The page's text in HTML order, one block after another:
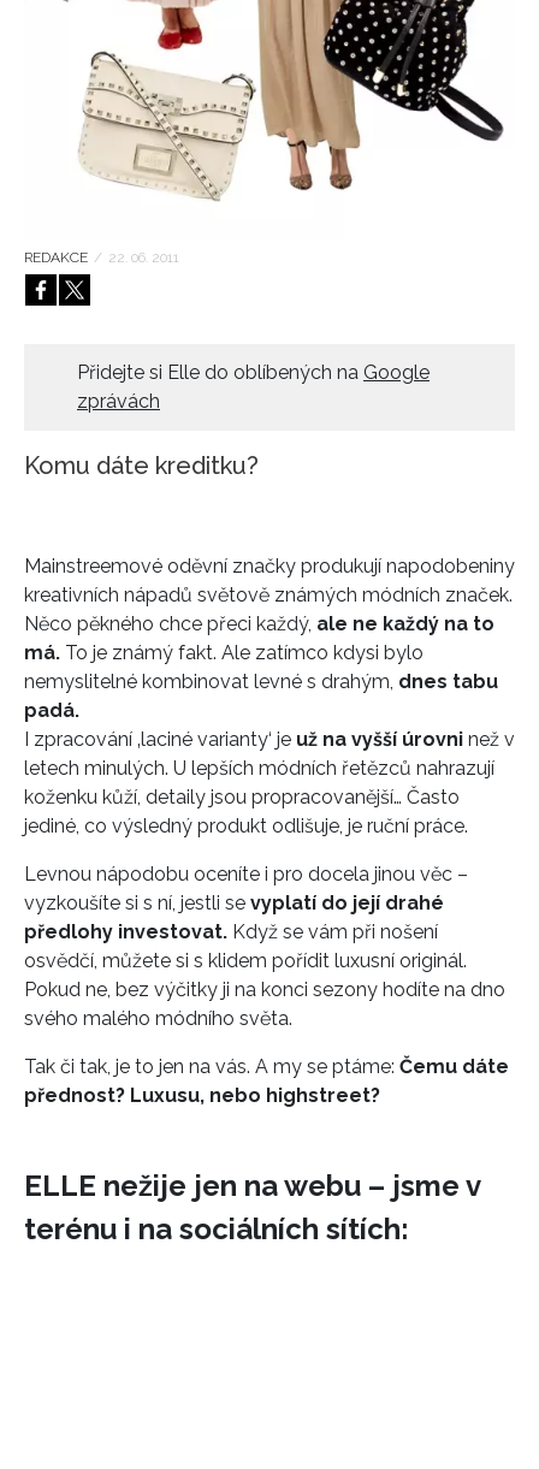
REDAKCE / 22. 06. 2011
Přidejte si Elle do oblíbených na Google
zprávách
Komu dáte kreditku?
Mainstreemové oděvní značky produkují napodobeniny
kreativních nápadů světově známých módních značek.
Něco pěkného chce přeci každý, ale ne každý na to
má. To je známý fakt. Ale zatímco kdysi bylo
nemyslitelné kombinovat levné s drahým, dnes tabu
padá.
I zpracování ‚laciné varianty‘ je už na vyšší úrovni než v
letech minulých. U lepších módních řetězců nahrazují
koženku kůží, detaily jsou propracovanější… Často
jediné, co výsledný produkt odlišuje, je ruční práce.
Levnou nápodobu oceníte i pro docela jinou věc –
vyzkoušíte si s ní, jestli se vyplatí do její drahé
předlohy investovat. Když se vám při nošení
osvědčí, můžete si s klidem pořídit luxusní originál.
Pokud ne, bez výčitky ji na konci sezony hodíte na dno
svého malého módního světa.
Tak či tak, je to jen na vás. A my se ptáme: Čemu dáte
přednost? Luxusu, nebo highstreet?
ELLE nežije jen na webu – jsme v
terénu i na sociálních sítích: